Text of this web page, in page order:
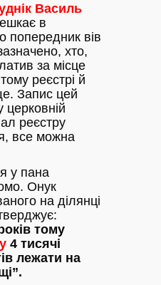
Василь
в
попередник вів
хто,
за місце
реєстрі й
Запис цей
церковній
реєстру
все можна
у пана
Онук
на ділянці
тому
4 тисячі
лежати на